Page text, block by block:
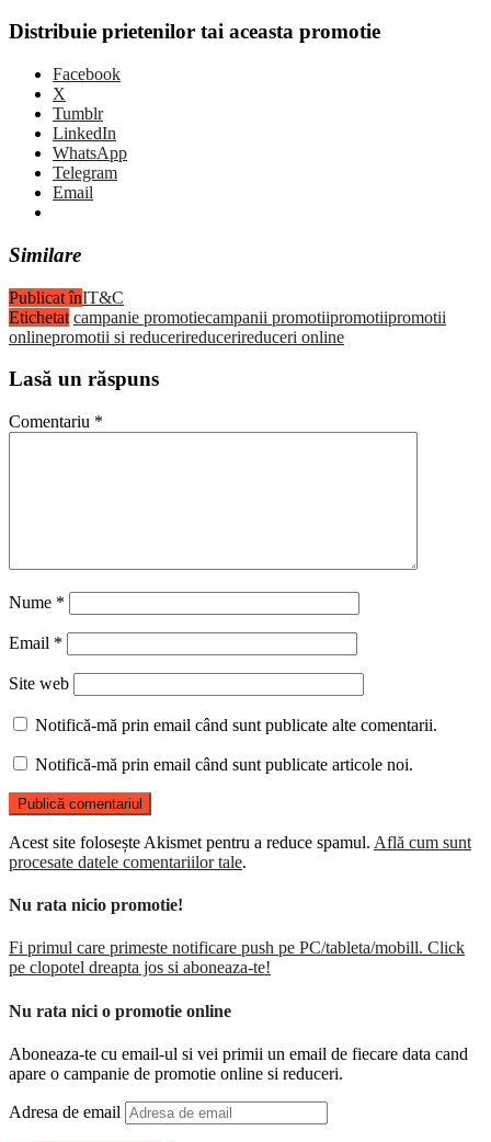
Distribuie prietenilor tai aceasta promotie
Facebook
X
Tumblr
LinkedIn
WhatsApp
Telegram
Email
Similare
Publicat înIT&C
Etichetat campanie promotiecampanii promotiipromotiipromotii
onlinepromotii si reducerireducerireduceri online
Lasă un răspuns
Comentariu *
Nume *
Email *
Site web
Notifică-mă prin email când sunt publicate alte comentarii.
Notifică-mă prin email când sunt publicate articole noi.
Acest site folosește Akismet pentru a reduce spamul. Află cum sunt
procesate datele comentariilor tale.
Nu rata nicio promotie!
Fi primul care primeste notificare push pe PC/tableta/mobill. Click
pe clopotel dreapta jos si aboneaza-te!
Nu rata nici o promotie online
Aboneaza-te cu email-ul si vei primii un email de fiecare data cand
apare o campanie de promotie online si reduceri.
Adresa de email